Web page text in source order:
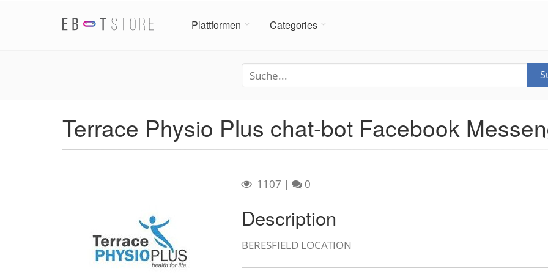
Plattformen Categories
Terrace Physio Plus chat-bot Facebook
1107 | 0
Description
BERESFIELD LOCATION